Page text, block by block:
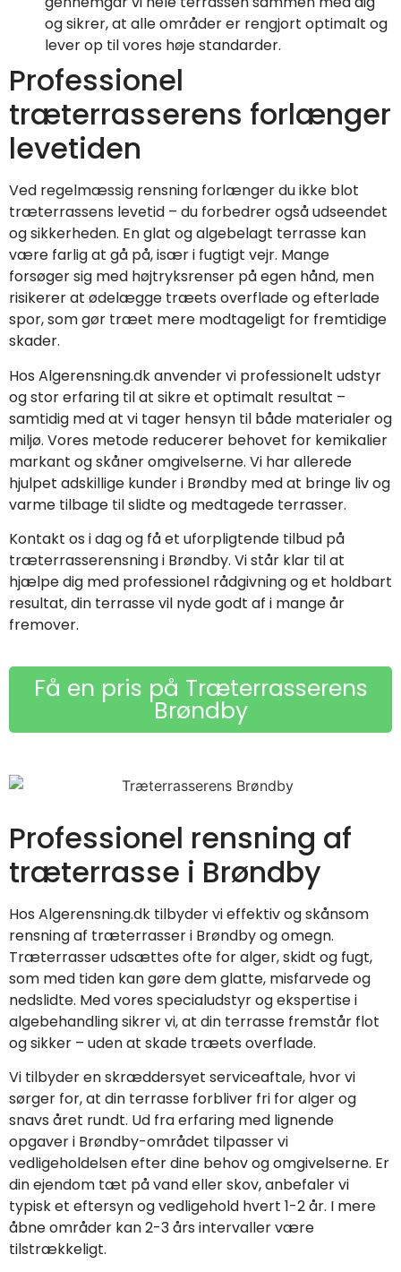
og sikrer, at alle områder er rengjort optimalt og
lever op til vores høje standarder.
Professionel
træterrasserens forlænger
levetiden
Ved regelmæssig rensning forlænger du ikke blot
træterrassens levetid – du forbedrer også udseendet
og sikkerheden. En glat og algebelagt terrasse kan
være farlig at gå på, især i fugtigt vejr. Mange
forsøger sig med højtryksrenser på egen hånd, men
risikerer at ødelægge træets overflade og efterlade
spor, som gør træet mere modtageligt for fremtidige
skader.
Hos Algerensning.dk anvender vi professionelt udstyr
og stor erfaring til at sikre et optimalt resultat –
samtidig med at vi tager hensyn til både materialer og
miljø. Vores metode reducerer behovet for kemikalier
markant og skåner omgivelserne. Vi har allerede
hjulpet adskillige kunder i Brøndby med at bringe liv og
varme tilbage til slidte og medtagede terrasser.
Kontakt os i dag og få et uforpligtende tilbud på
træterrasserensning i Brøndby. Vi står klar til at
hjælpe dig med professionel rådgivning og et holdbart
resultat, din terrasse vil nyde godt af i mange år
fremover.
Få en pris på Træterrasserens
Brøndby
Professionel rensning af
træterrasse i Brøndby
Hos Algerensning.dk tilbyder vi effektiv og skånsom
rensning af træterrasser i Brøndby og omegn.
Træterrasser udsættes ofte for alger, skidt og fugt,
som med tiden kan gøre dem glatte, misfarvede og
nedslidte. Med vores specialudstyr og ekspertise i
algebehandling sikrer vi, at din terrasse fremstår flot
og sikker – uden at skade træets overflade.
Vi tilbyder en skræddersyet serviceaftale, hvor vi
sørger for, at din terrasse forbliver fri for alger og
snavs året rundt. Ud fra erfaring med lignende
opgaver i Brøndby-området tilpasser vi
vedligeholdelsen efter dine behov og omgivelserne. Er
din ejendom tæt på vand eller skov, anbefaler vi
typisk et eftersyn og vedligehold hvert 1-2 år. I mere
åbne områder kan 2-3 års intervaller være
tilstrækkeligt.